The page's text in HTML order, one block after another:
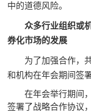
中的道德风险。
众多行业组织或
券化市场的发展
为了加强合作，
和机构在年会期间签
在年会举行期间
签署了战略合作协议